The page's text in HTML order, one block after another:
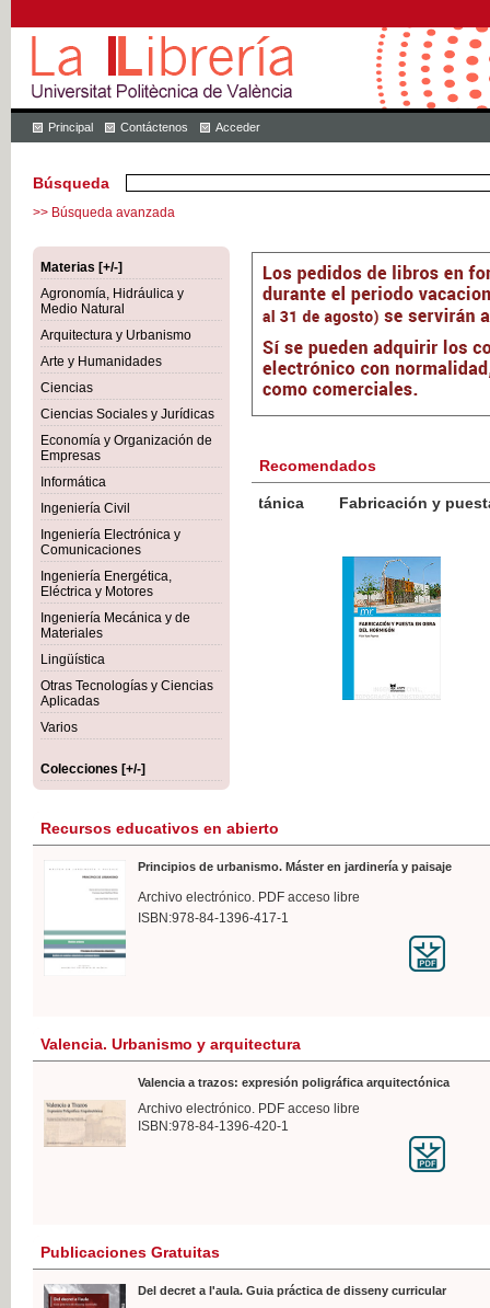
Principal Contáctenos Acceder
Búsqueda
>> Búsqueda avanzada
Materias [+/-]
Agronomía, Hidráulica y
Medio Natural
Arquitectura y Urbanismo
Arte y Humanidades
Ciencias
Ciencias Sociales y Jurídicas
Economía y Organización de
Empresas
Informática
Ingeniería Civil
Ingeniería Electrónica y
Comunicaciones
Ingeniería Energética,
Eléctrica y Motores
Ingeniería Mecánica y de
Materiales
Lingüística
Otras Tecnologías y Ciencias
Aplicadas
Varios
Colecciones [+/-]
Recomendados
Botánica Agroalimentaria
Recursos educativos en abierto
Principios de urbanismo. Máster en jardinería y paisaje
Archivo electrónico. PDF acceso libre
ISBN:978-84-1396-417-1
Valencia. Urbanismo y arquitectura
Valencia a trazos: expresión poligráfica arquitectónica
Archivo electrónico. PDF acceso libre
ISBN:978-84-1396-420-1
Publicaciones Gratuitas
Del decret a l'aula. Guia práctica de disseny curricular